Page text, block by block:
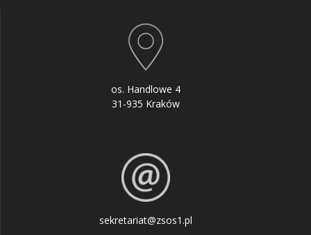
os. Handlowe 4
31-935 Kraków
sekretariat@zsos1.pl